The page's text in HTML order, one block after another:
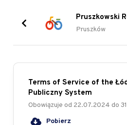
Pruszkowski
Pruszków
Terms of Service of the
Publiczny System
Obowiązuje od 22.07.2024 do
Pobierz